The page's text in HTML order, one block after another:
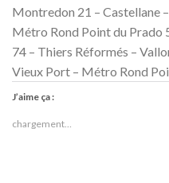
Montredon 21 – Castellane
Métro Rond Point du Prado
74 – Thiers Réformés –
Vieux Port – Métro Rond
J’aime ça :
chargement…